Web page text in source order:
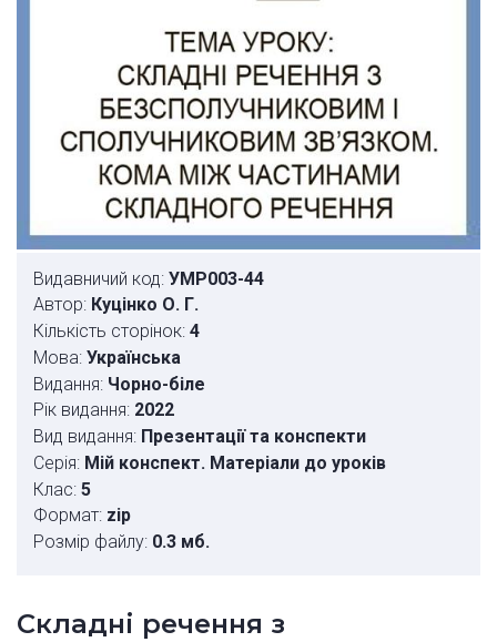
Видавничий код: УМР003-44
Автор: Куцінко О. Г.
Кількість сторінок: 4
Мова: Українська
Видання: Чорно-біле
Рік видання: 2022
Вид видання: Презентації та конспекти
Серія: Мій конспект. Матеріали до уроків
Клас: 5
Формат: zip
Розмір файлу: 0.3 мб.
Складні речення з